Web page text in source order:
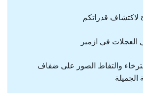
لاكتشاف قدراتكم
العجلات في ازمیر
والتفاط الصور على ضفاف
الجميلة